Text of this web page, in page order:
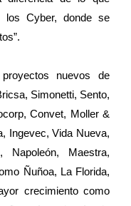
los Cyber, donde se
nuevos de
Simonetti, Sento,
Convet, Moller &
Ingevec, Vida Nueva,
Napoleón, Maestra,
Ñuñoa, La Florida,
crecimiento como